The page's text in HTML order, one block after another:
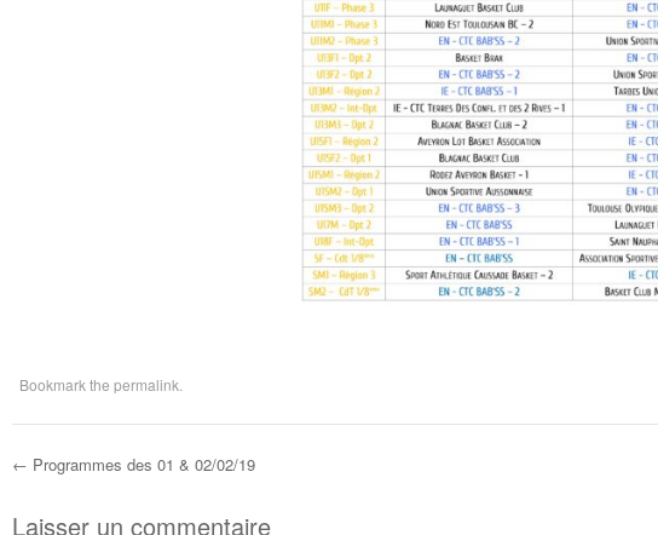
Bookmark the permalink
Post navigation
← Programmes des 01 & 02/02/19
Laisser un commentaire